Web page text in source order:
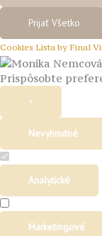
Prijať Všetko
Cookies Lista by Final
Prispôsobte
×
Nevyhnutné
Analytické
Marketingové